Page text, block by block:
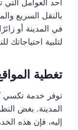
أحد العوامل التي
بالنقل السريع
في المدينة أو
لتلبية احتياجاتك
تغطية
توفر خدمة تكسي
المدينة. بغض
إليه، فإن هذه